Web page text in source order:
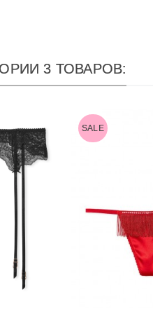
3 ТОВАРОВ:
SALE